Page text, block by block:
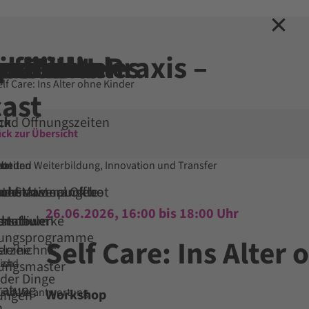
Masterangebot
und Weiterbildung, Innovation und Transfer
Office
vor
Verantwortung
Schwerpunkte
EVHN
Öffnungszeiten
Info
Dinge
für die Praxis –
Care: Ins Alter ohne Kinder
zur Übersicht
26.06.2026, 16:00 bis 18:00 Uhr
Self Care: Ins Alter
Workshop